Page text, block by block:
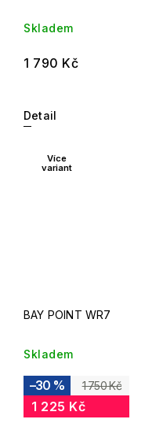
Skladem
1 790 Kč
Detail
Více
variant
BAY POINT WR7
Skladem
1 750 Kč
–30 %
1 225 Kč